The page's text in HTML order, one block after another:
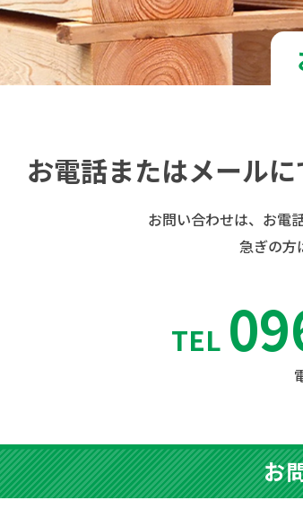
お電話またはメール
お問い合わせは、お電
急ぎの方
TEL
お